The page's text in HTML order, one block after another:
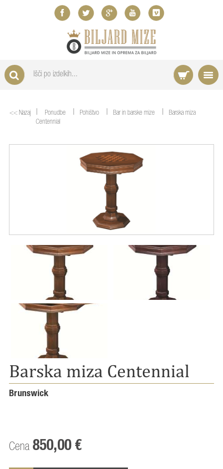
<< Nazaj | Ponudbe | Pohištvo | Bar in barske mize |
Barska miza
Centennial
Barska miza Centennial
Brunswick
Cena 850,00 €